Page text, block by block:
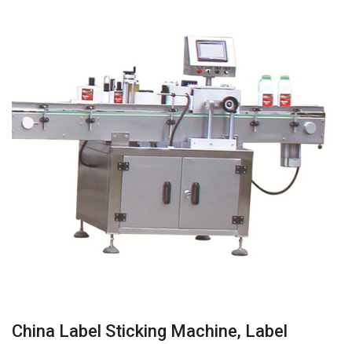
China Label Sticking Machine, Label